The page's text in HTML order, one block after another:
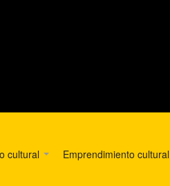
cultural Emprendimiento cultural